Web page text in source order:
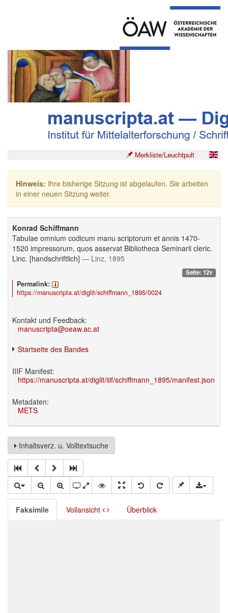
Merkliste/Leuchtpult
Hinweis: Ihre bisherige Sitzung ist abgelaufen. Sie arbeiten
in einer neuen Sitzung weiter.
Konrad Schiffmann
Tabulae omnium codicum manu scriptorum et annis 1470-
1520 impressorum, quos asservat Bibliotheca Seminarii cleric.
Linc. [handschriftlich] — Linz, 1895
Seite: 12v
Permalink:
https://manuscripta.at/diglit/schiffmann_1895/0024
Kontakt und Feedback:
manuscripta@oeaw.ac.at
Startseite des Bandes
IIIF Manifest:
https://manuscripta.at/diglit/iiif/schiffmann_1895/manifest.json
Metadaten:
METS
Inhaltsverz. u. Volltextsuche
Faksimile Vollansicht Überblick